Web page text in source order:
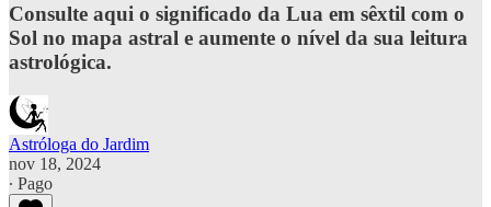
Consulte aqui o significado da Lua em sêxtil com o
Sol no mapa astral e aumente o nível da sua leitura
astrológica.
Astróloga do Jardim
nov 18, 2024
∙ Pago